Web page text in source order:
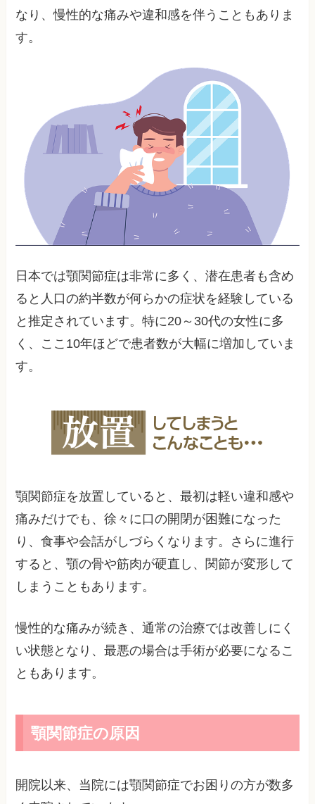
なり、慢性的な痛みや違和感を伴うこともありま
す。
日本では顎関節症は非常に多く、潜在患者も含め
ると人口の約半数が何らかの症状を経験している
と推定されています。特に20～30代の女性に多
く、ここ10年ほどで患者数が大幅に増加していま
す。
顎関節症を放置していると、最初は軽い違和感や
痛みだけでも、徐々に口の開閉が困難になった
り、食事や会話がしづらくなります。さらに進行
すると、顎の骨や筋肉が硬直し、関節が変形して
しまうこともあります。
慢性的な痛みが続き、通常の治療では改善しにく
い状態となり、最悪の場合は手術が必要になるこ
ともあります。
顎関節症の原因
開院以来、当院には顎関節症でお困りの方が数多